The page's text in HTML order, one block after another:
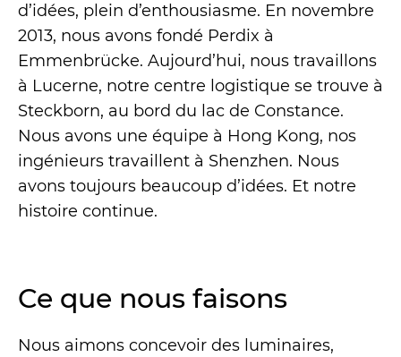
d’idées, plein d’enthousiasme. En novembre
2013, nous avons fondé Perdix à
Emmenbrücke. Aujourd’hui, nous travaillons
à Lucerne, notre centre logistique se trouve à
Steckborn, au bord du lac de Constance.
Nous avons une équipe à Hong Kong, nos
ingénieurs travaillent à Shenzhen. Nous
avons toujours beaucoup d’idées. Et notre
histoire continue.
Ce que nous faisons
Nous aimons concevoir des luminaires,